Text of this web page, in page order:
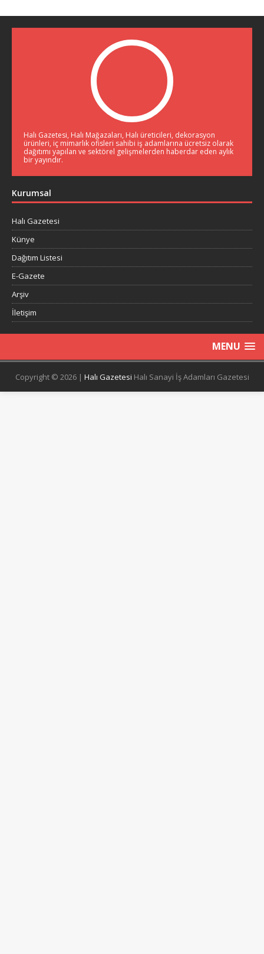
Halı Gazetesi, Halı Mağazaları, Halı üreticileri, dekorasyon
ürünleri, iç mimarlık ofisleri sahibi iş adamlarına ücretsiz olarak
dağıtımı yapılan ve sektörel gelişmelerden haberdar eden aylık
bir yayındır.
Kurumsal
Halı Gazetesi
Künye
Dağıtım Listesi
E-Gazete
Arşiv
İletişim
MENU
Copyright © 2026 | Halı Gazetesi Halı Sanayi İş Adamları Gazetesi